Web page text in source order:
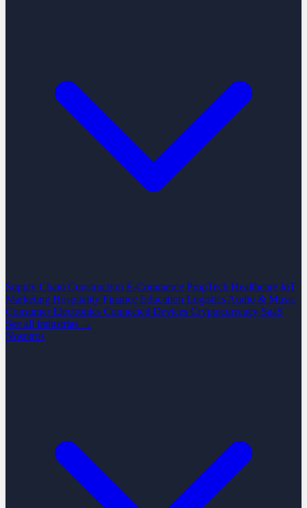
Supply Chain Construction E-Commerce PropTech Healthcare IoT
Marketing Hospitality Finance Education Logistics Audio & Music
Consumer Electronics Connected Devices Cryptocurrency SaaS
See all industrias →
Nosotros